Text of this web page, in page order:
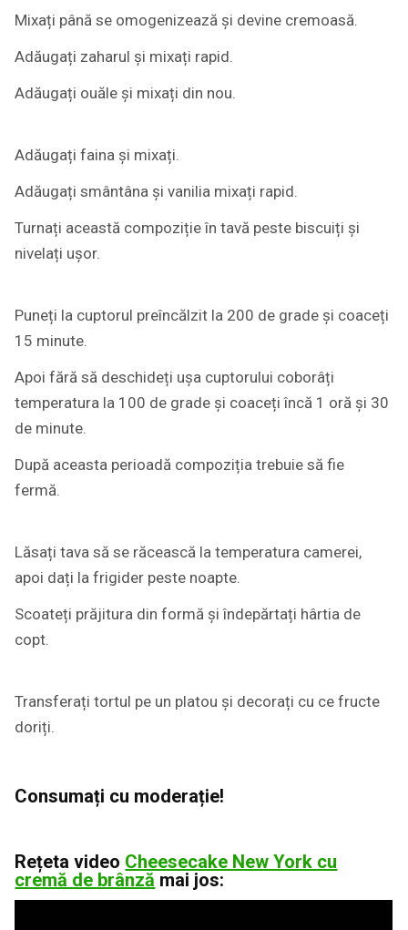
Mixați până se omogenizează și devine cremoasă.
Adăugați zaharul și mixați rapid.
Adăugați ouăle și mixați din nou.
Adăugați faina și mixați.
Adăugați smântâna și vanilia mixați rapid.
Turnați această compoziție în tavă peste biscuiți și
nivelați ușor.
Puneți la cuptorul preîncălzit la 200 de grade și coaceți
15 minute.
Apoi fără să deschideți ușa cuptorului coborâți
temperatura la 100 de grade și coaceți încă 1 oră și 30
de minute.
După aceasta perioadă compoziția trebuie să fie
fermă.
Lăsați tava să se răcească la temperatura camerei,
apoi dați la frigider peste noapte.
Scoateți prăjitura din formă și îndepărtați hârtia de
copt.
Transferați tortul pe un platou și decorați cu ce fructe
doriți.
Consumați cu moderație!
Rețeta video Cheesecake New York cu
cremă de brânză mai jos: